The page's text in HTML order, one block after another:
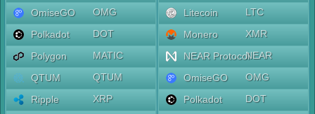
OmiseGO
OMG
Polkadot
DOT
Polygon
MATIC
QTUM
QTUM
Ripple
XRP
Litecoin
LTC
Monero
XMR
NEAR ProtocolNEAR
OmiseGO
OMG
Polkadot
DOT